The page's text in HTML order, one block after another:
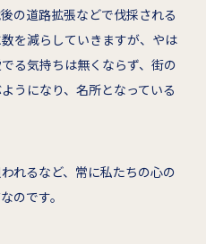
の道路拡張などで伐採される
を減らしていきますが、やは
る気持ちは無くならず、街の
うになり、名所となっている
れるなど、常に私たちの心の
のです。